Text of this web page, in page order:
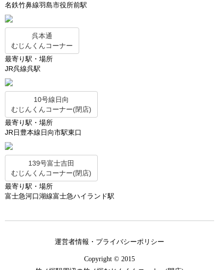
名鉄竹鼻線羽島市役所前駅
呉本通
むじんくんコーナー
最寄り駅・場所
JR呉線呉駅
10号線日向
むじんくんコーナー(閉店)
最寄り駅・場所
JR日豊本線日向市駅東口
139号富士吉田
むじんくんコーナー(閉店)
最寄り駅・場所
富士急河口湖線富士急ハイランド駅
運営者情報・プライバシーポリシー
Copyright © 2015